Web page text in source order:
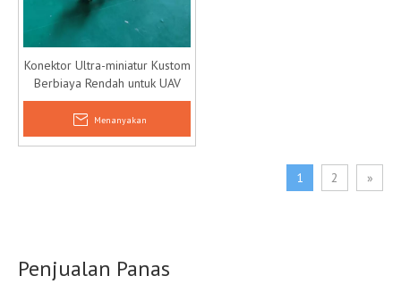
Konektor Ultra-miniatur Kustom
Berbiaya Rendah untuk UAV
Menanyakan
1 2 »
Penjualan Panas